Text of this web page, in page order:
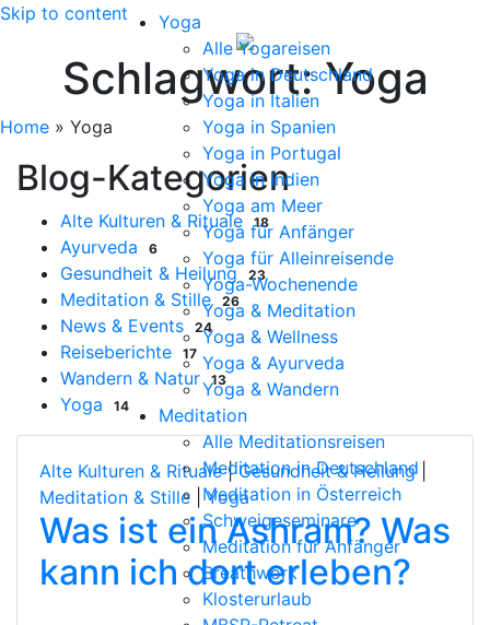
Skip to content
Yoga
Alle Yogareisen
Yoga in Deutschland
Yoga in Italien
Yoga in Spanien
Yoga in Portugal
Yoga in Indien
Yoga am Meer
Yoga für Anfänger
Yoga für Alleinreisende
Yoga-Wochenende
Yoga & Meditation
Yoga & Wellness
Yoga & Ayurveda
Yoga & Wandern
Meditation
Alle Meditationsreisen
Meditation in Deutschland
Meditation in Österreich
Schweigeseminare
Meditation für Anfänger
Breathwork
Klosterurlaub
Schlagwort:Yoga
Home » Yoga
Blog-Kategorien
Alte Kulturen & Rituale 18
Ayurveda 6
Gesundheit & Heilung 23
Meditation & Stille 26
News & Events 24
Reiseberichte 17
Wandern & Natur 13
Yoga 14
Alte Kulturen & Rituale|Gesundheit & Heilung|
Meditation & Stille |Yoga
Was ist ein Ashram? Was
kann ich dort erleben?